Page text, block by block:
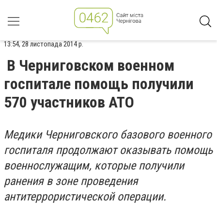
13:54, 28 листопада 2014 р.
В Черниговском военном
госпитале помощь получили
570 участников АТО
МедикиЧерниговского базового военного
госпиталя продолжают оказывать помощь
военнослужащим, которые получили
ранения в зоне проведения
антитеррористической операции.